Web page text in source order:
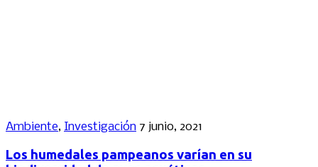
Ambiente, Investigación 7 junio, 2021
Los humedales pampeanos varían en su